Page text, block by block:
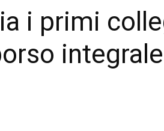
i primi
integrale